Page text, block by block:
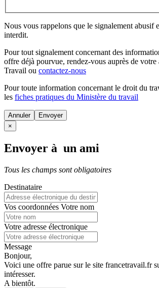
Nous vous rappelons que le signalement abusif
interdit.
Pour tout signalement concernant des
offre déjà pourvue, rendez-vous auprès de votre
Travail ou contactez-nous
Pour toute information concernant le droit du
les fiches pratiques du Ministère du travail
Annuler
×
Envoyer à un ami
Tous les champs sont obligatoires
Destinataire
Vos coordonnées Votre nom
Votre adresse électronique
Message
Bonjour,
Voici une offre parue sur le site francetravail.fr
intéresser.
A bientôt.